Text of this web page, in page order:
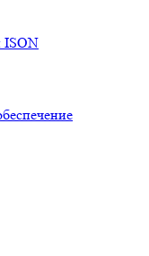
ISON